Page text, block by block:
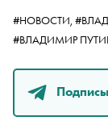
#НОВОСТИ,
#ВЛАДИМИР